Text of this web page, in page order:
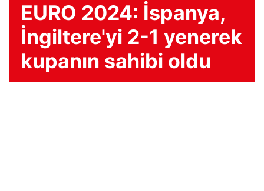
EURO 2024: İspanya,
İngiltere'yi 2-1 yenerek
kupanın sahibi oldu